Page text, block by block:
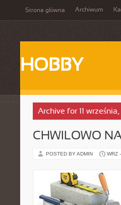
Strona główna Archiwum
HOBBY
Archive for 11
CHWILOWO
POSTED BY ADMIN WRZ